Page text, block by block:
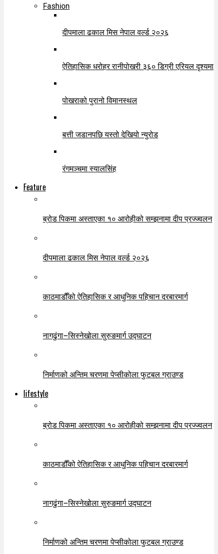
Fashion
दीपमाला ढकाल मिस नेपाल वर्ल्ड २०२६
ऐतिहासिक धरोहर रानीपोखरी ३६० डिग्री एरियल दृश्यमा
पोखराको पुरानो विमानस्थल
बत्ती जडानपछि यस्तो देखियो न्युरोड
रंगमञ्चमा स्यालसिंह
Feature
ब्रोड पिकमा अस्ताएका १० आरोहीको सम्झनामा दीप प्रज्ज्वलन
दीपमाला ढकाल मिस नेपाल वर्ल्ड २०२६
काठमाडौँको ऐतिहासिक र आधुनिक पहिचान दरबारमार्ग
नागढुंगा–सिस्नेखोला सुरुङमार्ग उद्घाटन
निर्माणको अन्तिम चरणमा पेप्सीकोला फुटबल ग्राउण्ड
lifestyle
ब्रोड पिकमा अस्ताएका १० आरोहीको सम्झनामा दीप प्रज्ज्वलन
काठमाडौँको ऐतिहासिक र आधुनिक पहिचान दरबारमार्ग
नागढुंगा–सिस्नेखोला सुरुङमार्ग उद्घाटन
निर्माणको अन्तिम चरणमा पेप्सीकोला फुटबल ग्राउण्ड